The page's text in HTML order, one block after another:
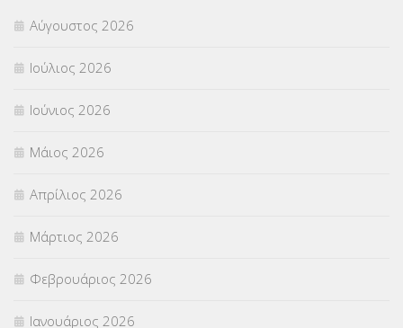
Π.Ε.Κ. ΗΡΑΚΛΕΙΟΥ
ΠΑΝΕΛΛΑΔΙΚΕΣ ΕΞΕΤΑΣΕΙΣ
ΠΡΟΚΗΡΥΞΕΙΣ
ΣΕΜΙΝΑΡΙΑ – ΗΜΕΡΙΔΕΣ
ΣΕΠ(50)
ΣΤΕΛΕΧΗ (360)
ΣΥΜΒΟΥΛΕΥΤΙΚΟΣ ΣΤΑΘΜΟΣ ΝΕΩΝ
Αύγουστος 2026
Ιούλιος 2026
Ιούνιος 2026
Μάιος 2026
Απρίλιος 2026
Μάρτιος 2026
Φεβρουάριος 2026
Ιανουάριος 2026